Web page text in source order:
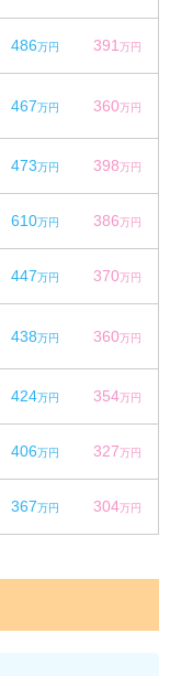
486万円 391 万円
467万円 360万円
473万円 398万円
610万円 386万円
447万円 370万円
438万円 360万円
424万円 354万円
406万円 327万円
367万円 304万円